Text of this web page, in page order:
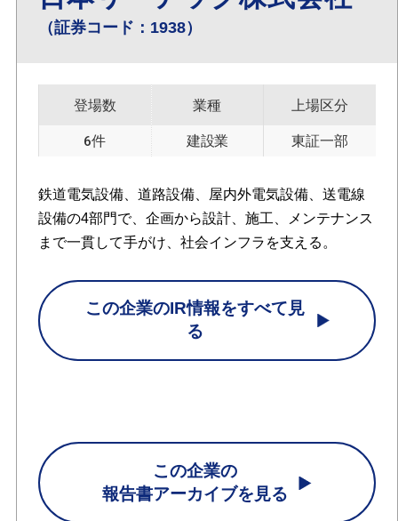
（証券コード：1938）
登場数
6件
業種
建設業
上場区分
東証一部
鉄道電気設備、道路設備、屋内外電気設備、送電線
設備の4部門で、企画から設計、施工、メンテナンス
まで一貫して手がけ、社会インフラを支える。
この企業のIR情報をすべて見
る
この企業の
報告書アーカイブを見る